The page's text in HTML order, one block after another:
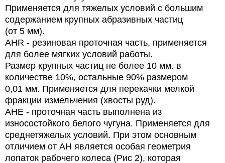
Применяется для тяжелых условий с большим
содержанием крупных абразивных частиц
(от 5 мм).
АНR - резиновая проточная часть, применяется
для более мягких условий работы.
Размер крупных частиц не более 10 мм. в
количестве 10%, остальные 90% размером
0,01 мм. Применяется для перекачки мелкой
фракции измельчения (хвосты руд).
АНЕ - проточная часть выполнена из
износостойкого белого чугуна. Применяется для
среднетяжелых условий. При этом основным
отличием от АН является особая геометрия
лопаток рабочего колеса (Рис 2), которая